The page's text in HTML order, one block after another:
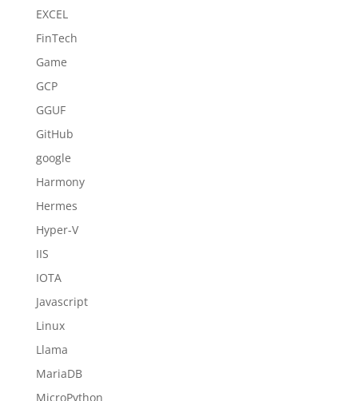
EXCEL
FinTech
Game
GCP
GGUF
GitHub
google
Harmony
Hermes
Hyper-V
IIS
IOTA
Javascript
Linux
Llama
MariaDB
MicroPython